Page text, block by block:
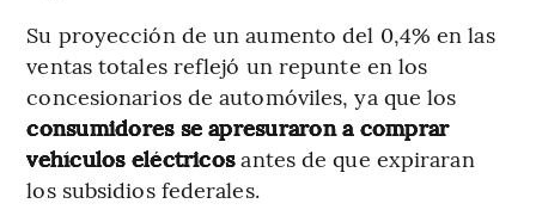
Su proyección de un aumento del 0,4% en las
ventas totales reflejó un repunte en los
concesionarios de automóviles, ya que los
consumidores se apresuraron a comprar
vehículos eléctricosantes de que expiraran
los subsidios federales.